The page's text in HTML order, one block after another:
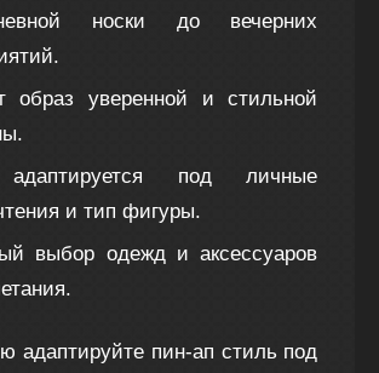
носки до вечерних
образ уверенной и стильной
под личные
и тип фигуры.
выбор одежд и аксессуаров
адаптируйте пин-ап стиль под